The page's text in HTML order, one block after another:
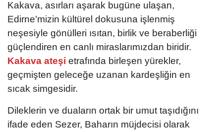
Kakava, asırları aşarak bugüne ulaşan,
Edirne'mizin kültürel dokusuna işlenmiş
neşesiyle gönülleri ısıtan, birlik ve beraberliği
güçlendiren en canlı miraslarımızdan biridir.
Kakava ateşi etrafında birleşen yürekler,
geçmişten geleceğe uzanan kardeşliğin en
sıcak simgesidir.
Dileklerin ve duaların ortak bir umut taşıdığını
ifade eden Sezer, Baharın müjdecisi olarak